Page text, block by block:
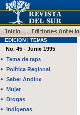
EDICION | TEMAS
No. 45 - Junio 1995
• Tema de tapa
• Política Regional
• Saber Andino
• Mujer
• Drogas
• Indígenas